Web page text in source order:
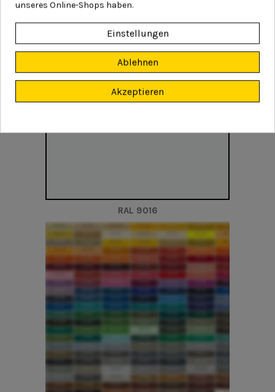
RAL 9006
RAL 9016
unseres Online-Shops haben.
Einstellungen
Ablehnen
Akzeptieren